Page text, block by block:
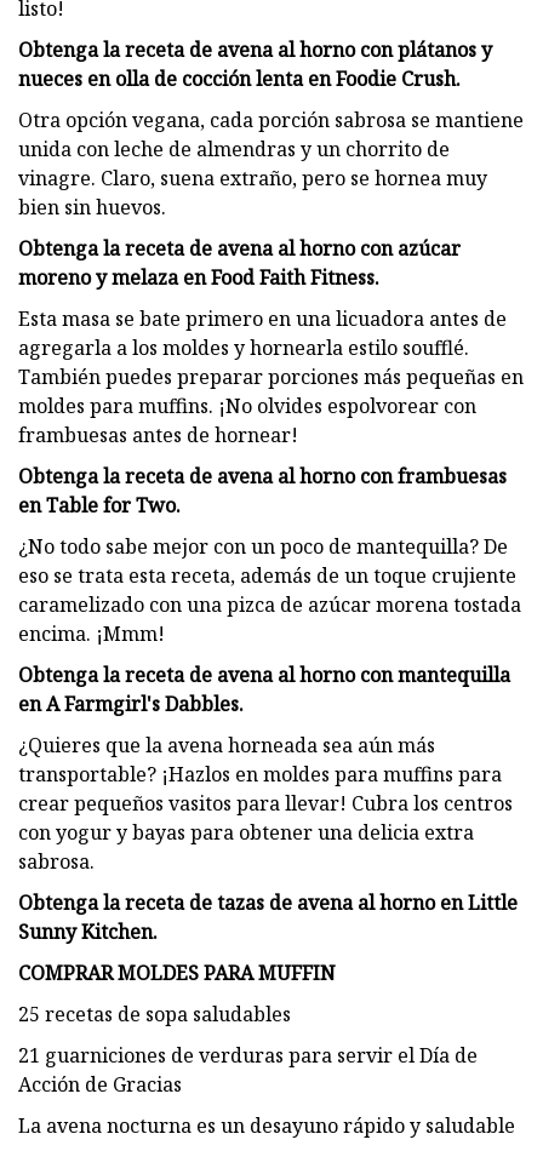
listo!
Obtenga la receta de avena al horno con plátanos y
nueces en olla de cocción lenta en Foodie Crush.
Otra opción vegana, cada porción sabrosa se mantiene
unida con leche de almendras y un chorrito de
vinagre. Claro, suena extraño, pero se hornea muy
bien sin huevos.
Obtenga la receta de avena al horno con azúcar
moreno y melaza en Food Faith Fitness.
Esta masa se bate primero en una licuadora antes de
agregarla a los moldes y hornearla estilo soufflé.
También puedes preparar porciones más pequeñas en
moldes para muffins. ¡No olvides espolvorear con
frambuesas antes de hornear!
Obtenga la receta de avena al horno con frambuesas
en Table for Two.
¿No todo sabe mejor con un poco de mantequilla? De
eso se trata esta receta, además de un toque crujiente
caramelizado con una pizca de azúcar morena tostada
encima. ¡Mmm!
Obtenga la receta de avena al horno con mantequilla
en A Farmgirl's Dabbles.
¿Quieres que la avena horneada sea aún más
transportable? ¡Hazlos en moldes para muffins para
crear pequeños vasitos para llevar! Cubra los centros
con yogur y bayas para obtener una delicia extra
sabrosa.
Obtenga la receta de tazas de avena al horno en Little
Sunny Kitchen.
COMPRAR MOLDES PARA MUFFIN
25 recetas de sopa saludables
21 guarniciones de verduras para servir el Día de
Acción de Gracias
La avena nocturna es un desayuno rápido y saludable